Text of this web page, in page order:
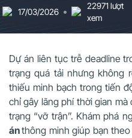
17/03/2026
22971 lượt
xem
Dự án liên tục trễ deadline
trạng quá tải nhưng không
thiếu minh bạch trong tiến
chỉ gây lãng phí thời gian
trạng “vỡ trận”. Khám phá
ánthông minh giúp bạn